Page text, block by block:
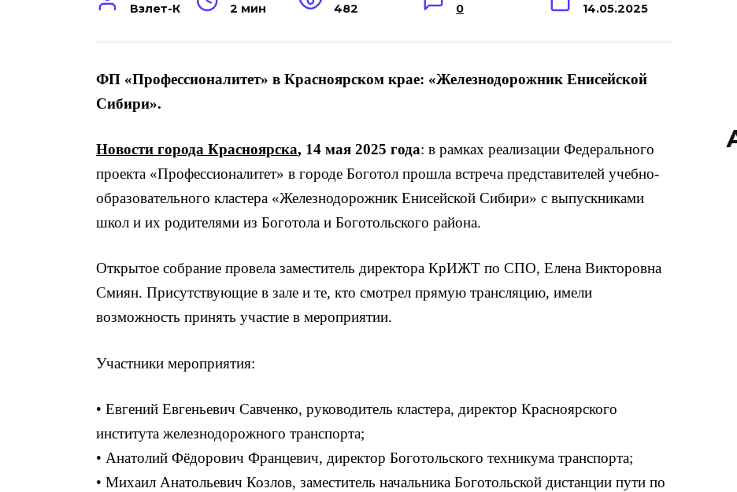
Взлет-К 2 мин 482 0 14.05.2025
ФП «Профессионалитет» в Красноярском крае: «Железнодорожник Енисейской
Сибири».
Новости города Красноярска, 14 мая 2025 года: в рамках реализации Федерального
проекта «Профессионалитет» в городе Боготол прошла встреча представителей учебно-
образовательного кластера «Железнодорожник Енисейской Сибири» с выпускниками
школ и их родителями из Боготола и Боготольского района.
Открытое собрание провела заместитель директора КрИЖТ по СПО, Елена Викторовна
Смиян. Присутствующие в зале и те, кто смотрел прямую трансляцию, имели
возможность принять участие в мероприятии.
Участники мероприятия:
• Евгений Евгеньевич Савченко, руководитель кластера, директор Красноярского
института железнодорожного транспорта;
• Анатолий Фёдорович Францевич, директор Боготольского техникума транспорта;
• Михаил Анатольевич Козлов, заместитель начальника Боготольской дистанции пути по